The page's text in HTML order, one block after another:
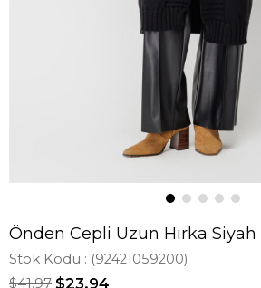
Önden Cepli Uzun Hırka Siyah
Stok Kodu (92421059200)
$41.97 $23.94